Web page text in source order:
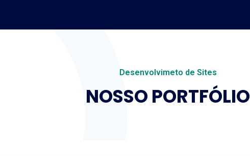
Desenvolvimeto de Sites
NOSSO PORTFÓLIO